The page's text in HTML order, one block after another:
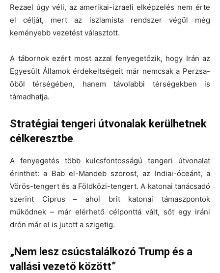
Rezael úgy véli, az amerikai-izraeli elképzelés nem érte
el célját, mert az iszlamista rendszer végül még
keményebb vezetést választott.
A tábornok ezért most azzal fenyegetőzik, hogy Irán az
Egyesült Államok érdekeltségeit már nemcsak a Perzsa-
öböl térségében, hanem távolabbi térségekben is
támadhatja.
Stratégiai tengeri útvonalak kerülhetnek
célkeresztbe
A fenyegetés több kulcsfontosságú tengeri útvonalat
érinthet: a Bab el-Mandeb szorost, az Indiai-óceánt, a
Vörös-tengert és a Földközi-tengert. A katonai tanácsadó
szerint Ciprus – ahol brit katonai támaszpontok
működnek – már elérhető célponttá vált, sőt egy iráni
drón már el is jutott a szigetig.
„Nem lesz csúcstalálkozó Trump és a
vallási vezető között”